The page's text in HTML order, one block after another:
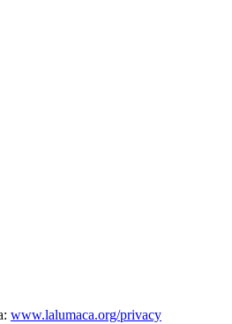
www.lalumaca.org/privacy